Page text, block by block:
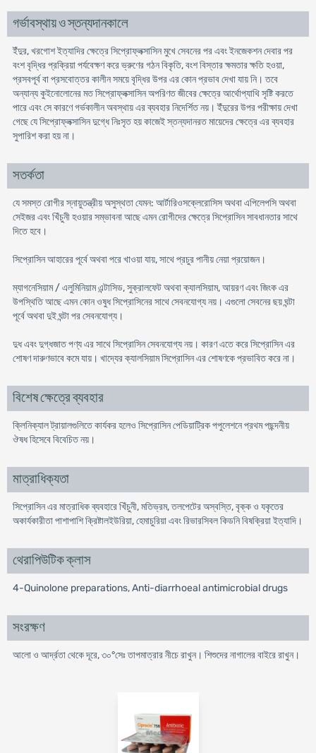
গর্ভাবস্থায় ও স্তন্যদানকালে
ইঁদুর, খরগোশ ইত্যাদির ক্ষেত্রে সিপ্রোফ্লক্সাসিন মুখে সেবনের পর এবং ইনজেকশন দেবার পর
বংশ বৃদ্ধির প্রক্রিয়া পর্যবেক্ষণ করে ভ্রুণের গঠন বিকৃতি, বংশ বিস্তার ক্ষমতার ক্ষতি হওয়া,
প্রসবপূর্ব বা প্রসবোত্তর কালীন সময়ে বৃদ্ধির উপর এর কোন প্রভাব দেখা যায় নি। তবে
অন্যান্য কুইনোলোনের মত সিপ্রোফ্লক্সাসিন অপরিণত জীবের ক্ষেত্রে আর্থোপ্যাথি সৃষ্টি করতে
পারে এবং সে কারণে গর্ভকালীন অবস্থায় এর ব্যবহার নিদের্শিত নয়। ইঁদুরের উপর পরীক্ষায় দেখা
গেছে যে সিপ্রোফ্লক্সাসিন দুগ্ধে নিঃসৃত হয় কাজেই স্তন্যদানরত মায়েদের ক্ষেত্রে এর ব্যবহার
সুপারিশ করা হয় না।
সতর্কতা
যে সমস্ত রোগীর স্নায়ুতন্ত্রীয় অসুস্থতা যেমন: আর্টারিওসক্লেরোসিস অথবা এপিলেপসি অথবা
সেইজর এবং খিঁচুনী হওয়ার সম্ভাবনা আছে এমন রোগীদের ক্ষেত্রে সিপ্রোসিন সাবধানতার সাথে
দিতে হবে।
সিপ্রোসিন আহারের পূর্বে অথবা পরে খাওয়া যায়, সাথে প্রচুর পানীয় নেয়া প্রয়োজন।
ম্যাগনেসিয়াম / এলুমিনিয়াম এন্টাসিড, সুক্রালফেট অথবা ক্যালসিয়াম, আয়রণ এবং জিংক এর
উপস্থিতি আছে এমন কোন ওষুধ সিপ্রোসিনের সাথে সেবনযোগ্য নয়। এগুলো সেবনের ছয় ঘন্টা
পূর্বে অথবা দুই ঘন্টা পর সেবনযোগ্য।
দুধ এবং দুগ্ধজাত পণ্য এর সাথে সিপ্রোসিন সেবনযোগ্য নয়। কারণ এতে করে সিপ্রোসিন এর
শোষণ দারুণভাবে কমে যায়। খাদ্যের ক্যালসিয়াম সিপ্রোসিন এর শোষণকে প্রভাবিত করে না।
বিশেষ ক্ষেত্রে ব্যবহার
ক্লিনিক্যাল ট্রায়ালগুলিতে কার্যকর হলেও সিপ্রোসিন পেডিয়াট্রিক পপুলেশনে প্রথম পছন্দনীয়
ঔষধ হিসেবে বিবেচিত নয়।
মাত্রাধিক্যতা
সিপ্রোসিন এর মাত্রাধিক ব্যবহারে খিঁচুনী, মতিভ্রম, তলপেটের অস্বস্তি, বৃক্ক ও যকৃতের
অকার্যকারীতা পাশাপাশি ক্রিষ্টালইউরিয়া, হেমাচুরিয়া এবং রিভারসিবল কিডনি বিষক্রিয়া ইত্যাদি।
থেরাপিউটিক ক্লাস
4-Quinolone preparations, Anti-diarrhoeal antimicrobial drugs
সংরক্ষণ
আলো ও আর্দ্রতা থেকে দূরে, ৩০°সেঃ তাপমাত্রার নীচে রাখুন। শিশুদের নাগালের বাইরে রাখুন।